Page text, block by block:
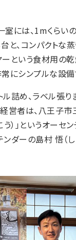
室には、1mくらい
と、コンパクトな
ーという食材用の
にシンプルな設備
ル詰め、ラベル張
経営者は、八王子
う）」というオーセ
ダーの島村 悟（し